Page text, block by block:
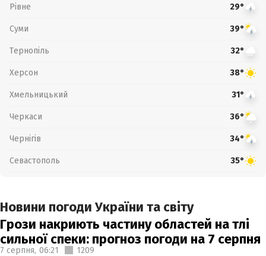
Рівне 29°
Суми 39°
Тернопіль 32°
Херсон 38°
Хмельницький 31°
Черкаси 36°
Чернігів 34°
Севастополь 35°
Новини погоди України та світу
Грози накриють частину областей на тлі
сильної спеки: прогноз погоди на 7 серпня
7 серпня, 06:21 1209